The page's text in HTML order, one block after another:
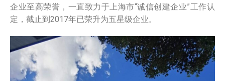
企业至高荣誉，一直致力于上海市“诚信创建企业”工作认
定，截止到2017年已荣升为五星级企业。